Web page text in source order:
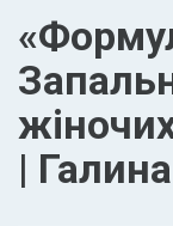
|